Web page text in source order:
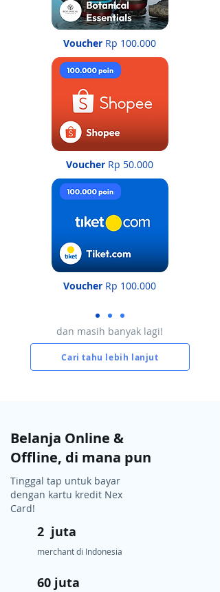
Voucher Rp 100.000
Voucher Rp 50.000
Voucher Rp 100.000
dan masih banyak lagi!
Cari tahu lebih lanjut
Belanja Online &
Offline, di mana pun
Tinggal tap untuk bayar
dengan kartu kredit Nex
Card!
2 juta
merchant di Indonesia
60 juta